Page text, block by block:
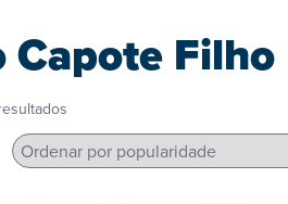
Capote Filho
popularidade